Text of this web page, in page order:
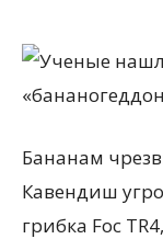
Бананам
Кавендиш
грибка Foc